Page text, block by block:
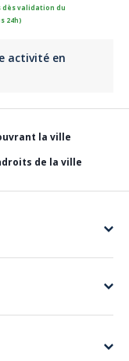
dès validation du
24h)
activité en
la ville
de la ville